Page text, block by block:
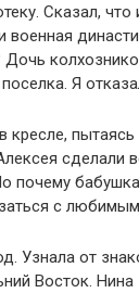
Сказал, что
военная
Я
кресле,
сделали
почему
с
Узнала от
Восток.